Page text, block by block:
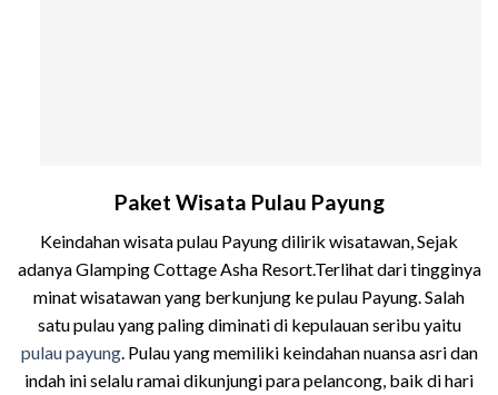
Paket Wisata Pulau Payung
Keindahan wisata pulau Payung dilirik wisatawan, Sejak
adanya Glamping Cottage Asha Resort.Terlihat dari tingginya
minat wisatawan yang berkunjung ke pulau Payung. Salah
satu pulau yang paling diminati di kepulauan seribu yaitu
pulau payung. Pulau yang memiliki keindahan nuansa asri dan
indah ini selalu ramai dikunjungi para pelancong, baik di hari